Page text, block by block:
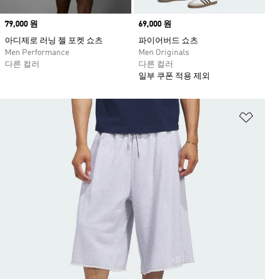
Price
79,000 원
아디제로 러닝 젤 포켓 쇼츠
Men Performance
다른 컬러
Price
69,000 원
파이어버드 쇼츠
Men Originals
다른 컬러
일부 쿠폰 적용 제외